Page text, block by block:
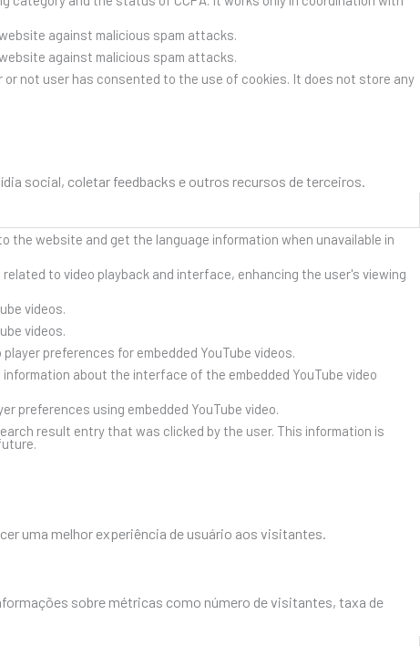
against malicious spam attacks.
against malicious spam attacks.
not user has consented to the use of cookies. It does not store any
social, coletar feedbacks e outros recursos de terceiros.
website and get the language information when unavailable in
to video playback and interface, enhancing the user's viewing
videos.
videos.
preferences for embedded YouTube videos.
about the interface of the embedded YouTube video
preferences using embedded YouTube video.
result entry that was clicked by the user. This information is
uma melhor experiência de usuário aos visitantes.
sobre métricas como número de visitantes, taxa de